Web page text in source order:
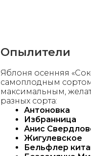
Опылители
Яблоня осенняя
самоплодным
максимальным,
разных сорта:
Антоновка
Избранница
Анис
Жигулевское
Бельфлер